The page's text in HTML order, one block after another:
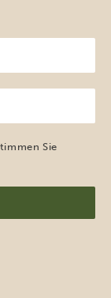
Sie